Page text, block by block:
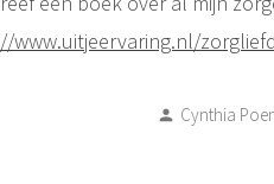
www.uitjeervaring.nl/
Posted
Cynthia